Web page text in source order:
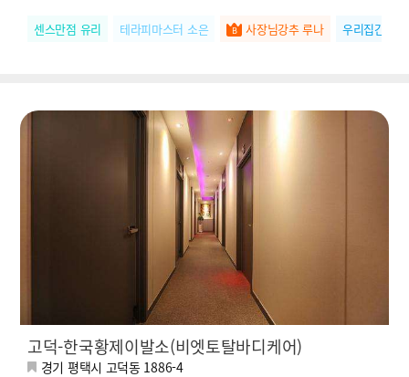
센스만점 유리 테라피마스터 소은 사장님강추 루나 우리집간판
고덕-한국황제이발소(비엣토탈바디케어)
경기 평택시 고덕동 1886-4